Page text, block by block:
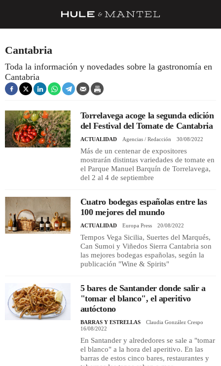
DESPENSA
BARRAS Y ESTRELLAS
DÓNDE COMER
ÍDOLOS DE MESAS
A CUCHILLO
REGISTRO
INICIAR SESIÓN
Cantabria
Toda la información y novedades sobre la gastronomía en
Cantabria
Torrelavega acoge la segunda edición
del Festival del Tomate de Cantabria
ACTUALIDAD Agencias / Redacción 30/08/2022
Más de un centenar de expositores
mostrarán distintas variedades de tomate en
el Parque Manuel Barquín de Torrelavega,
del 2 al 4 de septiembre
Cuatro bodegas españolas entre las
100 mejores del mundo
ACTUALIDAD Europa Press 20/08/2022
Tempos Vega Sicilia, Suertes del Marqués,
Can Sumoi y Viñedos Sierra Cantabria son
las mejores bodegas españolas, según la
publicación "Wine & Spirits"
5 bares de Santander donde salir a
"tomar el blanco", el aperitivo
autóctono
BARRAS Y ESTRELLAS
Claudia González Crespo
16/08/2022
En Santander y alrededores se sale a "tomar
el blanco" a la hora del aperitivo. En las
barras de estos cinco bares, restaurantes y